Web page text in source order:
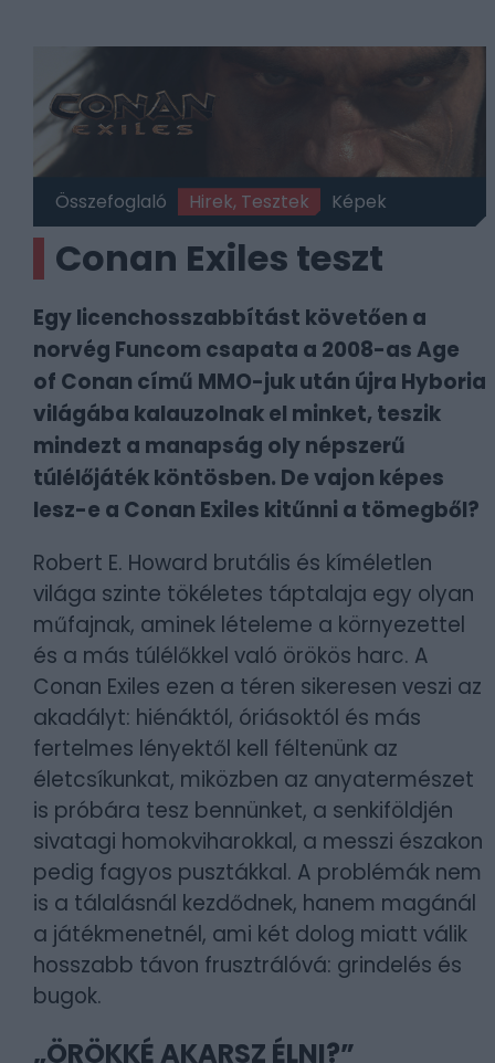
Összefoglaló Hirek, Tesztek Képek
Conan Exiles teszt
Egy licenchosszabbítást követően a
norvég Funcom csapata a 2008-as Age
of Conan című MMO-juk után újra Hyboria
világába kalauzolnak el minket, teszik
mindezt a manapság oly népszerű
túlélőjáték köntösben. De vajon képes
lesz-e a Conan Exiles kitűnni a tömegből?
Robert E. Howard brutális és kíméletlen
világa szinte tökéletes táptalaja egy olyan
műfajnak, aminek lételeme a környezettel
és a más túlélőkkel való örökös harc. A
Conan Exiles ezen a téren sikeresen veszi az
akadályt: hiénáktól, óriásoktól és más
fertelmes lényektől kell féltenünk az
életcsíkunkat, miközben az anyatermészet
is próbára tesz bennünket, a senkiföldjén
sivatagi homokviharokkal, a messzi északon
pedig fagyos pusztákkal. A problémák nem
is a tálalásnál kezdődnek, hanem magánál
a játékmenetnél, ami két dolog miatt válik
hosszabb távon frusztrálóvá: grindelés és
bugok.
„ÖRÖKKÉ AKARSZ ÉLNI?”